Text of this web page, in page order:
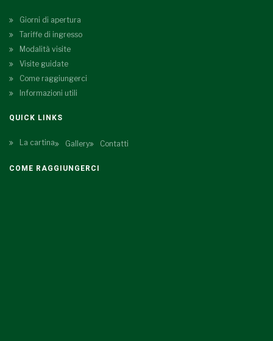
Giorni di apertura
Tariffe di ingresso
Modalità visite
Visite guidate
Come raggiungerci
Informazioni utili
QUICK LINKS
La cartina Gallery Contatti
COME RAGGIUNGERCI